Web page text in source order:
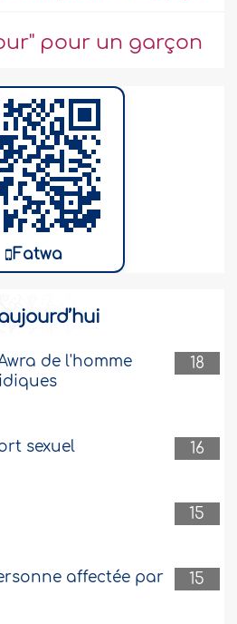
pour un garçon
Fatwa
18
de l'homme
16
sexuel
15
15
affectée par